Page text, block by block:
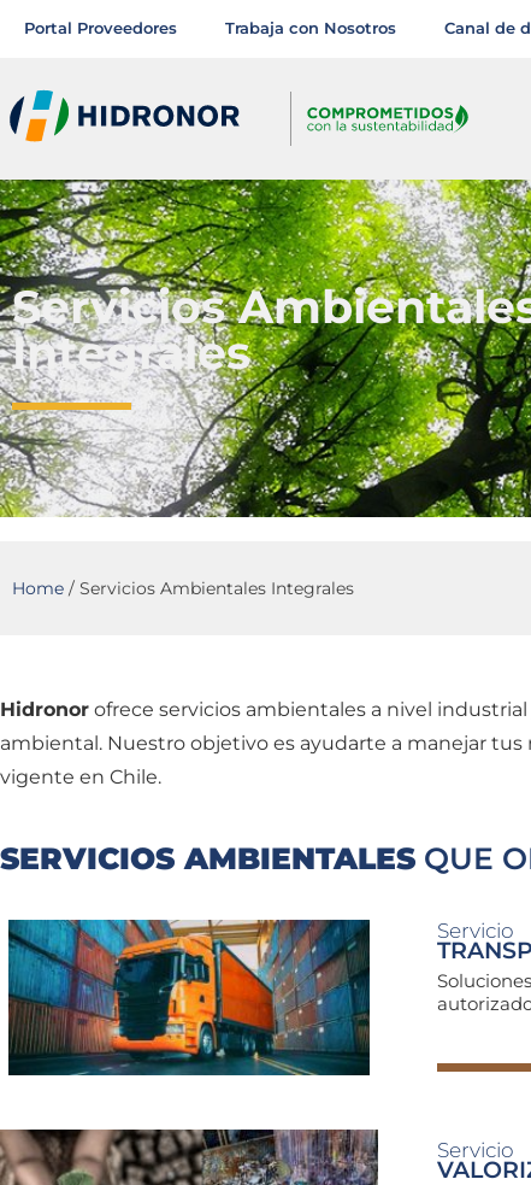
Portal Proveedores Trabaja con Nosotros Canal de
Servicios
Integrales
Home / Servicios Ambientales Integrales
Hidronor ofrece servicios ambientales a nivel
ambiental. Nuestro objetivo es ayudarte a manejar
vigente en Chile.
SERVICIOS AMBIENTALES QUE
Servicio
Servicio